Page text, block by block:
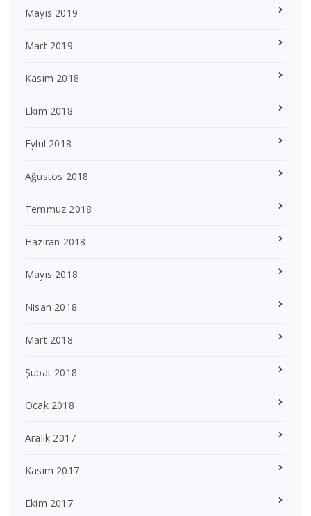
Mayıs 2019
Mart 2019
Kasım 2018
Ekim 2018
Eylül 2018
Ağustos 2018
Temmuz 2018
Haziran 2018
Mayıs 2018
Nisan 2018
Mart 2018
Şubat 2018
Ocak 2018
Aralık 2017
Kasım 2017
Ekim 2017